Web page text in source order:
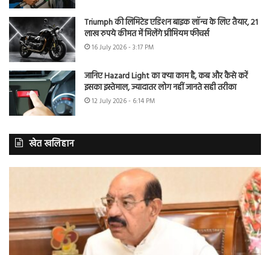
Triumph की लिमिटेड एडिशन बाइक लॉन्च के लिए तैयार, 21
लाख रुपये कीमत में मिलेंगे प्रीमियम फीचर्स
16 July 2026 - 3:17 PM
जानिए Hazard Light का क्या काम है, कब और कैसे करें
इसका इस्तेमाल, ज्यादातर लोग नहीं जानते सही तरीका
12 July 2026 - 6:14 PM
खेत खलिहान